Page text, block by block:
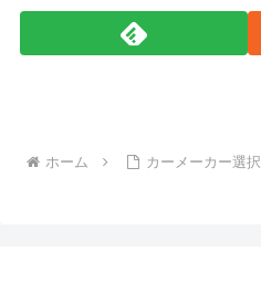
ホーム カーメーカー選択